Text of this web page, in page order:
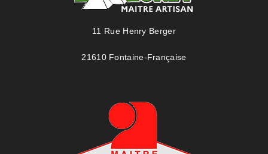
11 Rue Henry Berger
21610 Fontaine-Française